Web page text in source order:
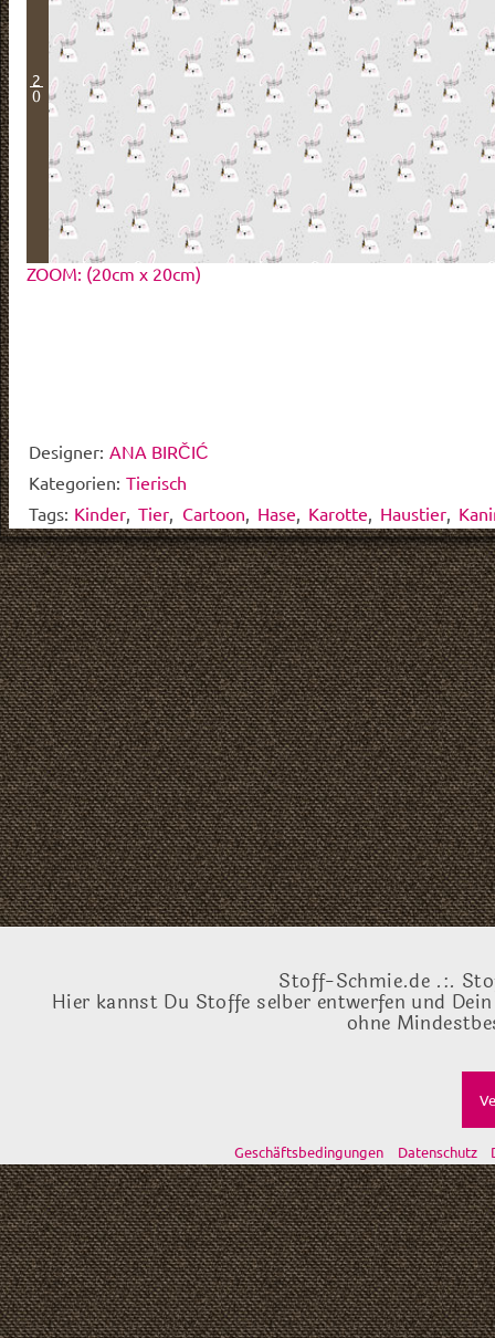
2
0
ZOOM: (20cm x 20cm)
Designer: ANA BIRČIĆ
Kategorien: Tierisch
Tags: Kinder Tier Cartoon Hase Karotte Haustier
Stoff-Schmie.de .:.
Hier kannst Du Stoffe selber entwerfen und
ohne
Geschäftsbedingungen Datenschutz